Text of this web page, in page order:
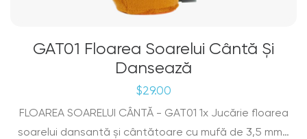
GAT01 Floarea Soarelui Cântă Și
Dansează
$29.00
FLOAREA SOARELUI CÂNTĂ - GAT01 1x Jucărie floarea
soarelui dansantă și cântătoare cu mufă de 3,5 mm…